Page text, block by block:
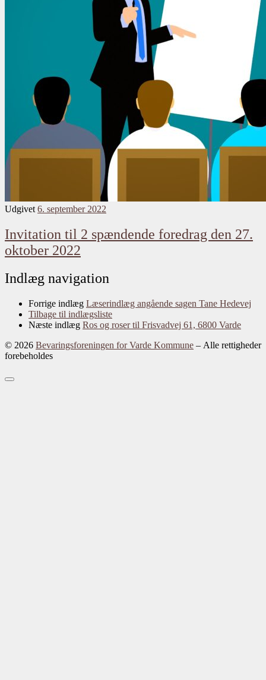
Udgivet 6. september 2022
Invitation til 2 spændende foredrag den 27.
oktober 2022
Indlæg navigation
Forrige indlæg Læserindlæg angående sagen Tane Hedevej
Tilbage til indlægsliste
Næste indlæg Ros og roser til Frisvadvej 61, 6800 Varde
© 2026 Bevaringsforeningen for Varde Kommune – Alle rettigheder
forebeholdes